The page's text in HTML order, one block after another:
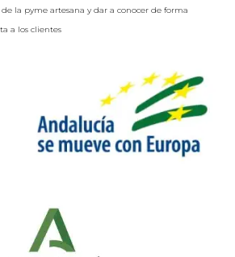
la pyme artesana y dar a conocer de forma
a los clientes